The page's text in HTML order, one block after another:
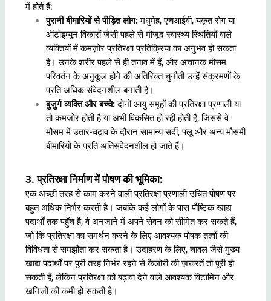
में होते हैं:
पुरानी बीमारियों से पीड़ित लोग:मधुमेह, एचआईवी, यकृत रोग या
ऑटोइम्यून विकारों जैसी पहले से मौजूद स्वास्थ्य स्थितियों वाले
व्यक्तियों में कमज़ोर प्रतिरक्षा प्रतिक्रिया का अनुभव हो सकता
है। उनके शरीर पहले से ही तनाव में हैं, और अचानक मौसम
परिवर्तन के अनुकूल होने की अतिरिक्त चुनौती उन्हें संक्रमणों के
प्रति अधिक संवेदनशील बनाती है।
बुजुर्ग व्यक्ति और बच्चे:दोनों आयु समूहों की प्रतिरक्षा प्रणाली या
तो कमजोर होती है या अभी विकसित हो रही होती है, जिससे वे
मौसम में उतार-चढ़ाव के दौरान सामान्य सर्दी, फ्लू और अन्य मौसमी
बीमारियों के प्रति अतिसंवेदनशील हो जाते हैं।
3. प्रतिरक्षा निर्माण में पोषण की भूमिका:
एक अच्छी तरह से काम करने वाली प्रतिरक्षा प्रणाली उचित पोषण पर
बहुत अधिक निर्भर करती है। जबकि कई लोगों के पास पौष्टिक खाद्य
पदार्थों तक पहुँच है, वे अनजाने में अपने सेवन को सीमित कर सकते हैं,
जो कि प्रतिरक्षा का समर्थन करने के लिए आवश्यक पोषक तत्वों की
विविधता से समझौता कर सकता है। उदाहरण के लिए, चावल जैसे मुख्य
खाद्य पदार्थों पर पूरी तरह निर्भर रहने से कैलोरी की ज़रूरतें तो पूरी हो
सकती हैं, लेकिन प्रतिरक्षा को बढ़ावा देने वाले आवश्यक विटामिन और
खनिजों की कमी हो सकती है।